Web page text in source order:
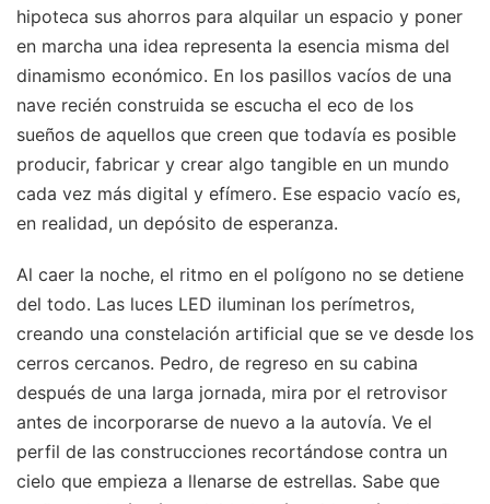
hipoteca sus ahorros para alquilar un espacio y poner
en marcha una idea representa la esencia misma del
dinamismo económico. En los pasillos vacíos de una
nave recién construida se escucha el eco de los
sueños de aquellos que creen que todavía es posible
producir, fabricar y crear algo tangible en un mundo
cada vez más digital y efímero. Ese espacio vacío es,
en realidad, un depósito de esperanza.
Al caer la noche, el ritmo en el polígono no se detiene
del todo. Las luces LED iluminan los perímetros,
creando una constelación artificial que se ve desde los
cerros cercanos. Pedro, de regreso en su cabina
después de una larga jornada, mira por el retrovisor
antes de incorporarse de nuevo a la autovía. Ve el
perfil de las construcciones recortándose contra un
cielo que empieza a llenarse de estrellas. Sabe que